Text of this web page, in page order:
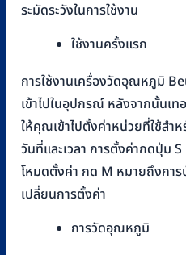
ระมัดระวังในการใช้งาน
ใช้งานครั้งแรก
การใช้งานเครื่องวัดอุณหภูมิ
เข้าไปในอุปกรณ์ หลังจากนั้นเท
ให้คุณเข้าไปตั้งค่าหน่วยที่ใช้ส
วันที่และเวลา การตั้งค่ากดปุ่ม
โหมดตั้งค่า กด M หมายถึงกา
เปลี่ยนการตั้งค่า
การวัดอุณหภูมิ